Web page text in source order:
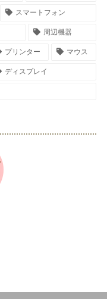
スマートフォン
周辺機器
プリンター マウス
ディスプレイ